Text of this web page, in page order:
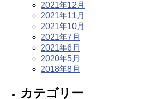
2021年12月
2021年11月
2021年10月
2021年7月
2021年6月
2020年5月
2018年8月
カテゴリー